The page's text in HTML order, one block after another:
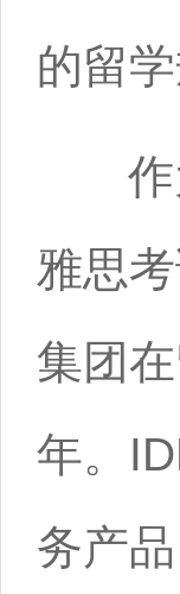
的留学
作为
雅思
集团
年。
务产